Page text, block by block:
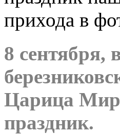
8 сентября,
Царица
праздник.